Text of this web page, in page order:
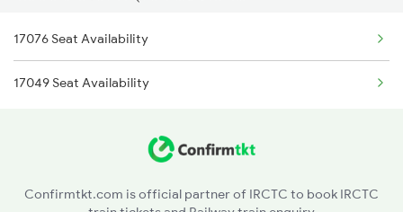
17076 Seat Availability
17049 Seat Availability
Confirmtkt.com is official partner of IRCTC to book IRCTC